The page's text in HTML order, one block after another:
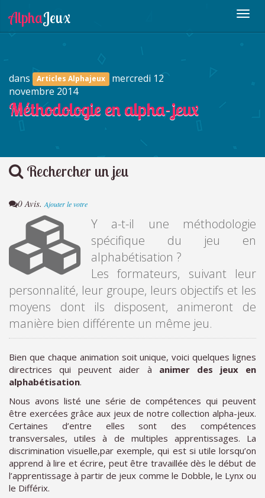
dans Articles Alphajeux
mercredi 12
novembre 2014
Méthodologie en alpha-jeux
Rechercher un jeu
0 Avis. Ajouter le votre
Y a-t-il une méthodologie
spécifique du jeu en
alphabétisation ?
Les formateurs, suivant leur
personnalité, leur groupe, leurs objectifs et les
moyens dont ils disposent, animeront de
manière bien différente un même jeu.
Bien que chaque animation soit unique, voici quelques lignes
directrices qui peuvent aider à animer des jeux en
alphabétisation.
Nous avons listé une série de compétences qui peuvent
être exercées grâce aux jeux de notre collection alpha-jeux.
Certaines d’entre elles sont des compétences
transversales, utiles à de multiples apprentissages. La
discrimination visuelle,par exemple, qui est si utile lorsqu’on
apprend à lire et écrire, peut être travaillée dès le début de
l’apprentissage à partir de jeux comme le Dobble, le Lynx ou
le Différix.